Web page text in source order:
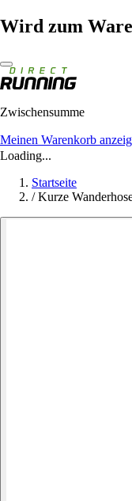
Wird zum
Zwischensumme
Meinen Warenkorb
Loading...
Startseite
/ Kurze